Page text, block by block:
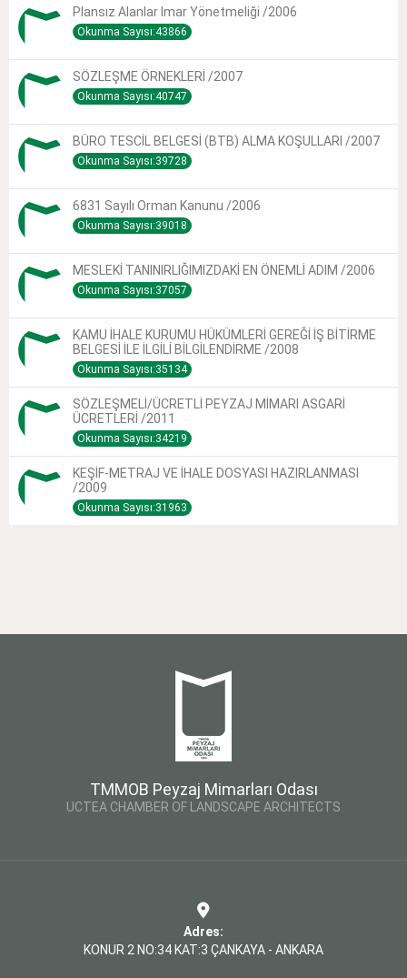
Plansız Alanlar Imar Yönetmeliği /2006
Okunma Sayısı:43866
SÖZLEŞME ÖRNEKLERİ /2007
Okunma Sayısı:40747
BÜRO TESCİL BELGESİ (BTB) ALMA KOŞULLARI /2007
Okunma Sayısı:39728
6831 Sayılı Orman Kanunu /2006
Okunma Sayısı:39018
MESLEKİ TANINIRLIĞIMIZDAKİ EN ÖNEMLİ ADIM /2006
Okunma Sayısı:37057
KAMU İHALE KURUMU HÜKÜMLERİ GEREĞİ İŞ BİTİRME
BELGESİ İLE İLGİLİ BİLGİLENDİRME /2008
Okunma Sayısı:35134
SÖZLEŞMELİ/ÜCRETLİ PEYZAJ MİMARI ASGARİ
ÜCRETLERİ /2011
Okunma Sayısı:34219
KEŞİF-METRAJ VE İHALE DOSYASI HAZIRLANMASI
/2009
Okunma Sayısı:31963
TMMOB Peyzaj Mimarları Odası
UCTEA CHAMBER OF LANDSCAPE ARCHITECTS
Adres:
KONUR 2 NO:34 KAT:3 ÇANKAYA - ANKARA